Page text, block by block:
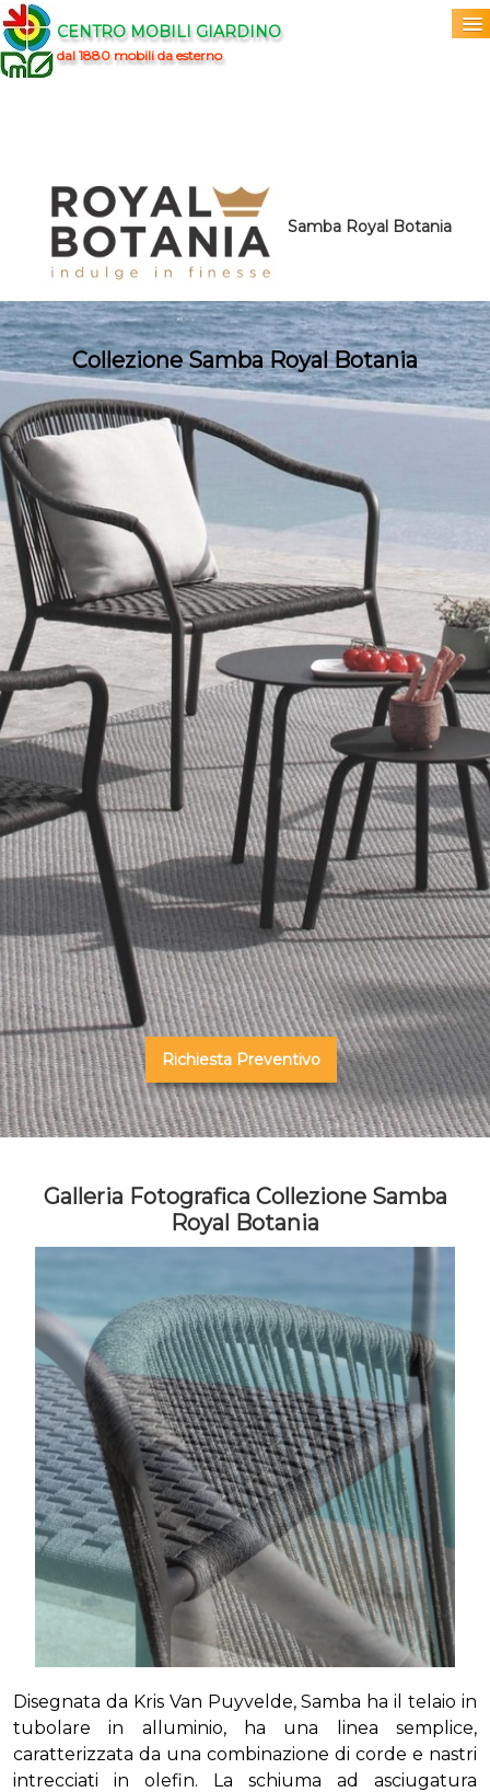
CENTRO MOBILI GIARDINO
dal 1880 mobili da esterno
Marchi▼
Prodotti ▼
Info▼
0
Samba Royal Botania
Collezione Samba Royal Botania
Richiesta Preventivo
Galleria Fotografica Collezione Samba
Royal Botania
Disegnata da Kris Van Puyvelde, Samba ha il telaio in
tubolare in alluminio, ha una linea semplice,
caratterizzata da una combinazione di corde e nastri
intrecciati in olefin. La schiuma ad asciugatura